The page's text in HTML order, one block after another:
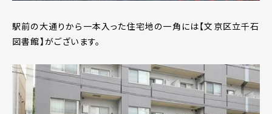
駅前の大通りから一本入った住宅地の一角には【文京区立千石
図書館】がございます。